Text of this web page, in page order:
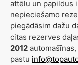
attēlu un papildus
nepieciešamo
piegādāsim dažu
citas rezerves
2012
pastu